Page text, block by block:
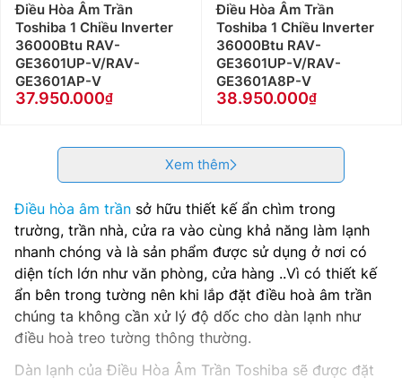
Điều Hòa Âm Trần
Toshiba 1 Chiều Inverter
36000Btu RAV-
GE3601UP-V/RAV-
GE3601AP-V
37.950.000
Điều Hòa Âm Trần
Toshiba 1 Chiều Inverter
36000Btu RAV-
GE3601UP-V/RAV-
GE3601A8P-V
38.950.000
Xem thêm
Điều hòa âm trần sở hữu thiết kế ẩn chìm trong
trường, trần nhà, cửa ra vào cùng khả năng làm lạnh
nhanh chóng và là sản phẩm được sử dụng ở nơi có
diện tích lớn như văn phòng, cửa hàng ..Vì có thiết kế
ẩn bên trong tường nên khi lắp đặt điều hoà âm trần
chúng ta không cần xử lý độ dốc cho dàn lạnh như
điều hoà treo tường thông thường.
Dàn lạnh của Điều Hòa Âm Trần Toshiba sẽ được đặt